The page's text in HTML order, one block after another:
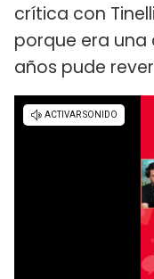
crítica con
porque era una
años pude